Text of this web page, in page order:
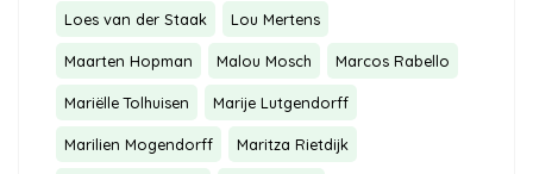
Loes van der Staak Lou Mertens
Maarten Hopman Malou Mosch Marcos Rabello
Mariëlle Tolhuisen Marije Lutgendorff
Marilien Mogendorff Maritza Rietdijk